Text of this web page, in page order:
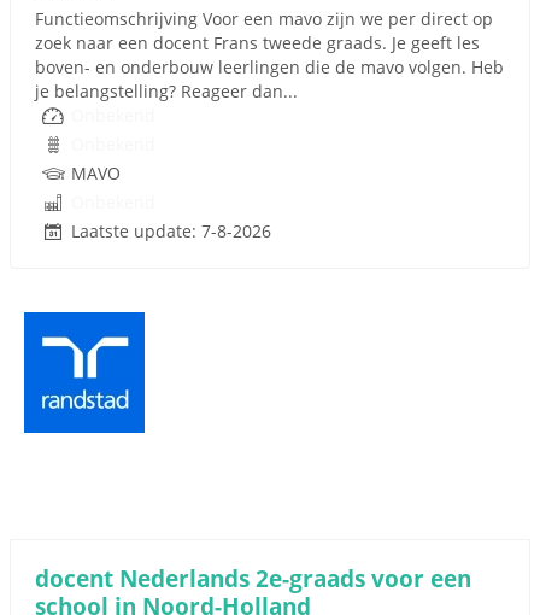
Functieomschrijving Voor een mavo zijn we per direct op
zoek naar een docent Frans tweede graads. Je geeft les
boven- en onderbouw leerlingen die de mavo volgen. Heb
je belangstelling? Reageer dan...
MAVO
Laatste update: 7-8-2026
docent Nederlands 2e-graads voor een
school in Noord-Holland